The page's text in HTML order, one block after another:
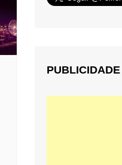
PUBLICIDADE